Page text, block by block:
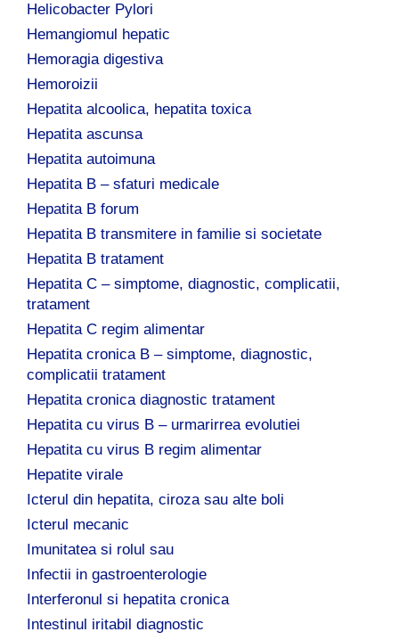
Helicobacter Pylori
Hemangiomul hepatic
Hemoragia digestiva
Hemoroizii
Hepatita alcoolica, hepatita toxica
Hepatita ascunsa
Hepatita autoimuna
Hepatita B – sfaturi medicale
Hepatita B forum
Hepatita B transmitere in familie si societate
Hepatita B tratament
Hepatita C – simptome, diagnostic, complicatii,
tratament
Hepatita C regim alimentar
Hepatita cronica B – simptome, diagnostic,
complicatii tratament
Hepatita cronica diagnostic tratament
Hepatita cu virus B – urmarirrea evolutiei
Hepatita cu virus B regim alimentar
Hepatite virale
Icterul din hepatita, ciroza sau alte boli
Icterul mecanic
Imunitatea si rolul sau
Infectii in gastroenterologie
Interferonul si hepatita cronica
Intestinul iritabil diagnostic